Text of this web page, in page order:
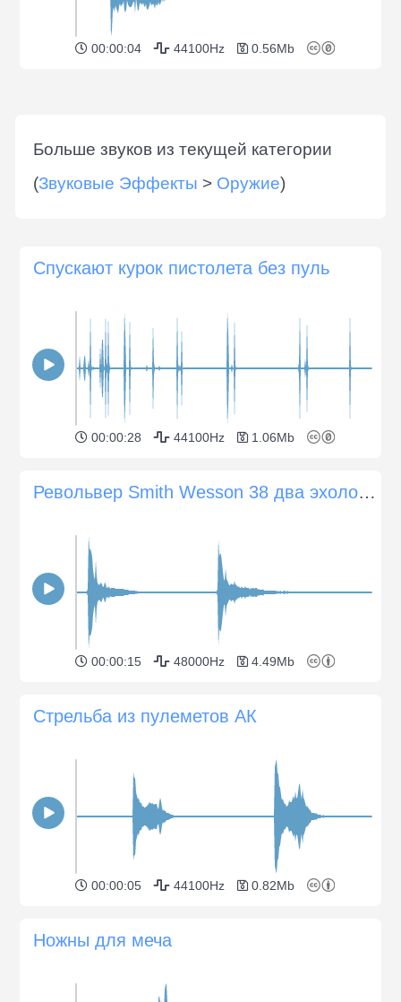
00:00:04 44100Hz 0.56Mb
Больше звуков из текущей категории
(Звуковые Эффекты > Оружие)
Спускают курок пистолета без пуль
00:00:28 44100Hz 1.06Mb
Револьвер Smith Wesson 38 два эхолокационных одиночных выстрела
00:00:15 48000Hz 4.49Mb
Стрельба из пулеметов АК
00:00:05 44100Hz 0.82Mb
Ножны для меча